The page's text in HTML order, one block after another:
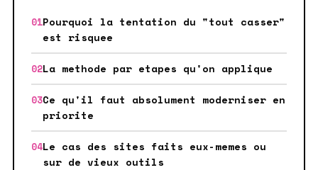
Pourquoi la tentation du "tout casser"
est risquee
La methode par etapes qu'on applique
Ce qu'il faut absolument moderniser en
priorite
Le cas des sites faits eux-memes ou
sur de vieux outils